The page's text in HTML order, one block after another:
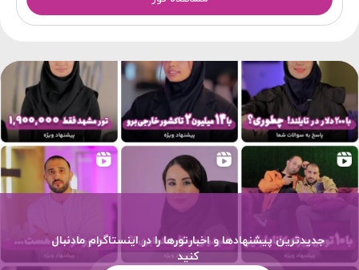
جدیدترین پیشنهادها و اخبارتورها را در اینستاگرام مادنبال
کنید